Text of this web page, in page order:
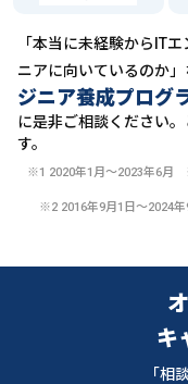
「本当に未経験からIT
ニアに向いているのか」
ジニア養成プログ
に是非ご相談ください
す。
※1 2020年1月〜2023年6月
※2 2016年9月1日〜2024
キ
「相